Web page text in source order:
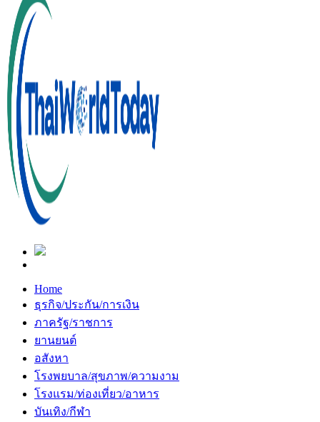
Home
ธุรกิจ/ประกัน/การเงิน
ภาครัฐ/ราชการ
ยานยนต์
อสังหา
โรงพยบาล/สุขภาพ/ความงาม
โรงแรม/ท่องเที่ยว/อาหาร
บันเทิง/กีฬา